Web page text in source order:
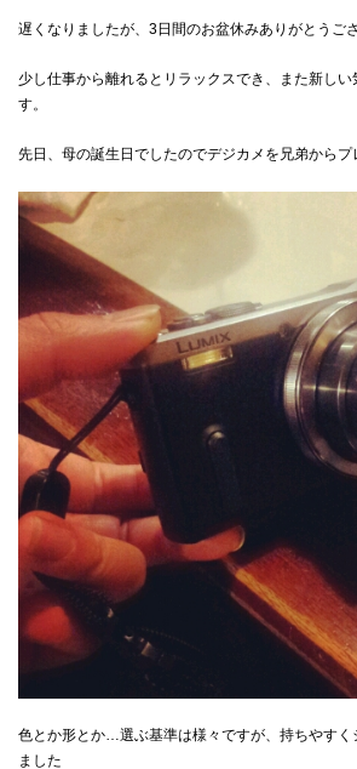
遅くなりましたが、3日間のお盆休みありがとうご
少し仕事から離れるとリラックスでき、また新しい
す。
先日、母の誕生日でしたのでデジカメを兄弟からプ
色とか形とか…選ぶ基準は様々ですが、持ちやすく
ました